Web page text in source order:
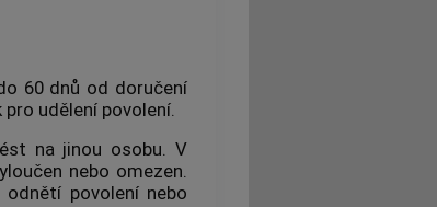
60 dnů od doručení
udělení povolení.
na jinou osobu. V
nebo omezen.
povolení nebo